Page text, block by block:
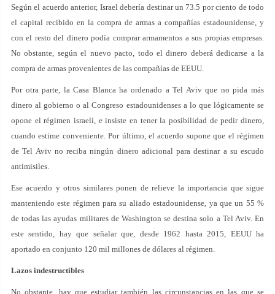
Según el acuerdo anterior, Israel debería destinar un 73.5 por ciento de todo
el capital recibido en la compra de armas a compañías estadounidense, y
con el resto del dinero podía comprar armamentos a sus propias empresas.
No obstante, según el nuevo pacto, todo el dinero deberá dedicarse a la
compra de armas provenientes de las compañías de EEUU.
Por otra parte, la Casa Blanca ha ordenado a Tel Aviv que no pida más
dinero al gobierno o al Congreso estadounidenses a lo que lógicamente se
opone el régimen israelí, e insiste en tener la posibilidad de pedir dinero,
cuando estime conveniente. Por último, el acuerdo supone que el régimen
de Tel Aviv no reciba ningún dinero adicional para destinar a su escudo
antimisiles.
Ese acuerdo y otros similares ponen de relieve la importancia que sigue
manteniendo este régimen para su aliado estadounidense, ya que un 55 %
de todas las ayudas militares de Washington se destina solo a Tel Aviv. En
este sentido, hay que señalar que, desde 1962 hasta 2015, EEUU ha
aportado en conjunto 120 mil millones de dólares al régimen.
Lazos indestructibles
No obstante, hay que estudiar también las circunstancias en las que se